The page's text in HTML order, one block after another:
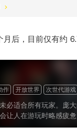
后，目前仅有约
作 开放世界 次世代游戏
未必适合所有玩家。庞
让人在游玩时略感疲
体量，又或是想找个